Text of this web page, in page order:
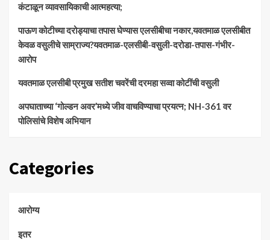
कंटाळून व्यावसायिकाची आत्महत्या;
पाऊण कोटीच्या दरोड्याचा तपास घेण्यास एलसीबीचा नकार,यवतमाळ एलसीबीत
केवळ वसुलीचे साम्राज्य?यवतमाळ-एलसीबी-वसुली-दरोडा-तपास-गंभीर-
आरोप
यवतमाळ एलसीबी प्रमुख सतीश चवरेंची दरमहा सव्वा कोटींची वसुली
अपघाताच्या ‘गोल्डन अवर’मध्ये जीव वाचविण्याचा प्रयत्न; NH-361 वर
पोलिसांचे विशेष अभियान
Categories
आरोग्य
इतर